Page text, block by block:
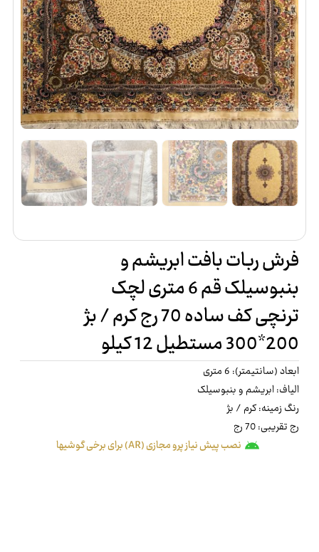
فرش ربات بافت ابریشم و
بنبوسیلک قم 6 متری لچک
ترنچی کف ساده 70 رج کرم / بژ
200*300 مستطیل 12 کیلو
ابعاد (سانتیمتر): 6 متری
الیاف: ابریشم و بنبوسیلک
رنگ زمینه: کرم / بژ
رج تقریبی: 70 رج
نصب پیش نیاز پرو مجازی (AR) برای برخی گوشیها